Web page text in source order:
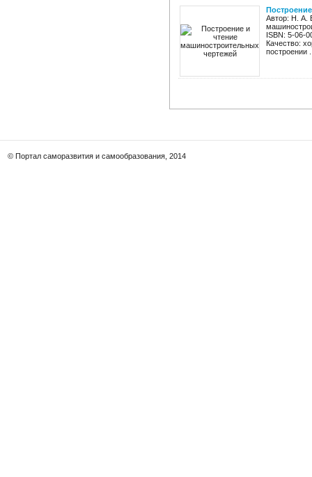
Автор: Н. А.
ISBN: 5-06-
Качество:
построении
© Портал саморазвития и самообразования, 2014